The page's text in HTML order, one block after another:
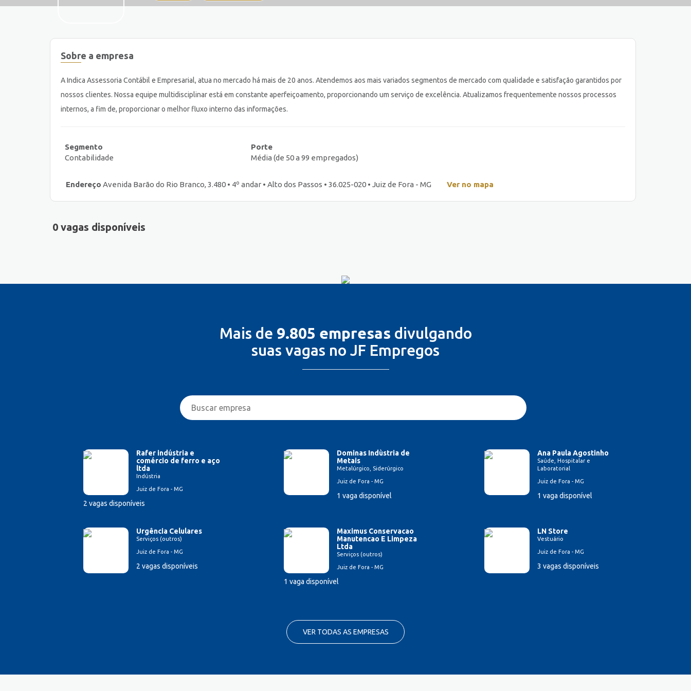
Sobre a empresa
A Indica Assessoria Contábil e Empresarial, atua no mercado há mais de 20 anos. Atendemos aos mais variados segmentos de mercado com qualidade e satisfação garantidos por
nossos clientes. Nossa equipe multidisciplinar está em constante aperfeiçoamento, proporcionando um serviço de excelência. Atualizamos frequentemente nossos processos
internos, a fim de, proporcionar o melhor fluxo interno das informações.
Segmento
Contabilidade
Porte
Média (de 50 a 99 empregados)
Endereço Avenida Barão do Rio Branco, 3.480 • 4º andar • Alto dos Passos • 36.025-020 • Juiz de Fora - MG Ver no mapa
0 vagas disponíveis
Mais de 9.805 empresas divulgando
suas vagas no JF Empregos
Rafer indústria e
comércio de ferro e aço
ltda
Indústria
Juiz de Fora - MG
2 vagas disponíveis
Dominas Indùstria de
Metais
Metalúrgico, Siderúrgico
Juiz de Fora - MG
1 vaga disponível
Ana Paula Agostinho
Saúde, Hospitalar e
Laboratorial
Juiz de Fora - MG
1 vaga disponível
Urgência Celulares
Serviços (outros)
Juiz de Fora - MG
2 vagas disponíveis
Maximus Conservacao
Manutencao E Limpeza
Ltda
Serviços (outros)
Juiz de Fora - MG
1 vaga disponível
LN Store
Vestuário
Juiz de Fora - MG
3 vagas disponíveis
VER TODAS AS EMPRESAS